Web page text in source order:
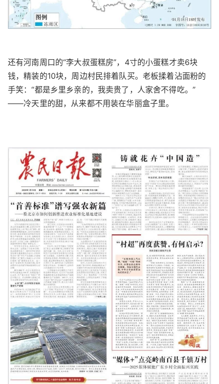
还有河南周口的“李大叔蛋糕房”，4寸的小蛋糕才卖6块
钱，精装的10块，周边村民排着队买。老板揉着沾面粉的
手笑：“都是乡里乡亲的，我卖贵了，人家舍不得吃。”
——冷天里的甜，从来都不用装在华丽盒子里。